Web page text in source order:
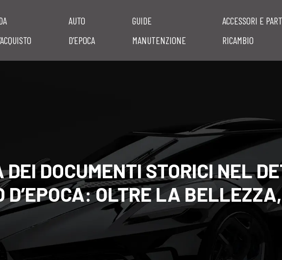
AUTO
D’EPOCA
GUIDE
MANUTENZIONE
ACCESSORI E
RICAMBIO
DEI DOCUMENTI STORICI NEL
D’EPOCA: OLTRE LA